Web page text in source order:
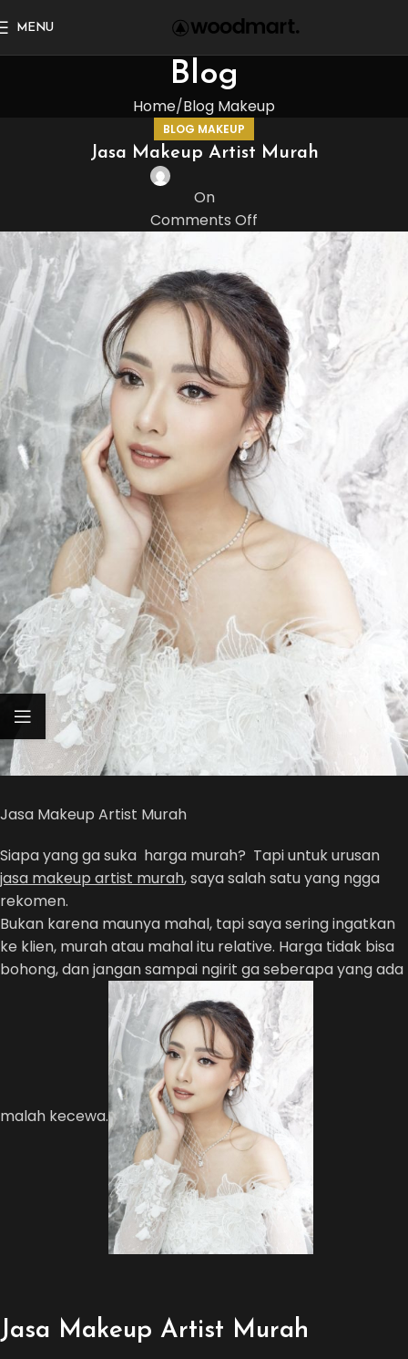
MENU
Blog
Home Blog Makeup
BLOG MAKEUP
Jasa Makeup Artist Murah
On
Comments Off
Jasa Makeup Artist Murah
Siapa yang ga suka harga murah? Tapi untuk urusan
jasa makeup artist murah, saya salah satu yang ngga
rekomen.
Bukan karena maunya mahal, tapi saya sering ingatkan
ke klien, murah atau mahal itu relative. Harga tidak bisa
bohong, dan jangan sampai ngirit ga seberapa yang ada
malah kecewa.
Jasa Makeup Artist Murah